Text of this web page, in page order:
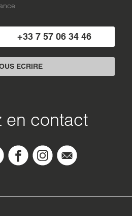
+33 7 57 06 34 46
ECRIRE
en contact